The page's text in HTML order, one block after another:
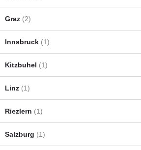
Graz (2)
Innsbruck (1)
Kitzbuhel (1)
Linz (1)
Riezlern (1)
Salzburg (1)